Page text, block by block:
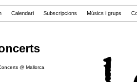
@ Mallorca
Calendari Subscripcions Músics i grups